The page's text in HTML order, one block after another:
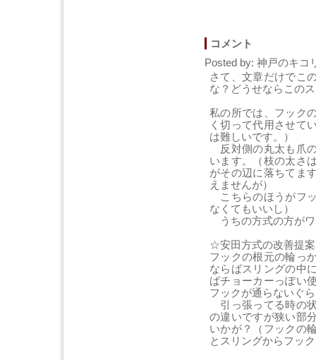
コメント
Posted by: 神戸のキコ
さて、文章だけでこ
な？どうせならこの
私の所では、フック
く切って代用させて
は難しいです。）
反対側の丸太も爪
います。（枝の太さ
がその辺に落ちてま
えませんが）
こちらのほうがフ
なくてもいいし）
うちの方式の方が
☆安田方式の改善提案
フックの根元の輪っ
ならばスリングの中
ばチョーカーっぽい
フックが通らないぐ
引っ張ってる時の
の違いですが狭い部
いかが？（フックの
とスリングからフッ